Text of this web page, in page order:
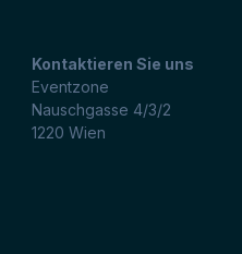
Kontaktieren Sie uns
Eventzone
Nauschgasse 4/3/2
1220 Wien